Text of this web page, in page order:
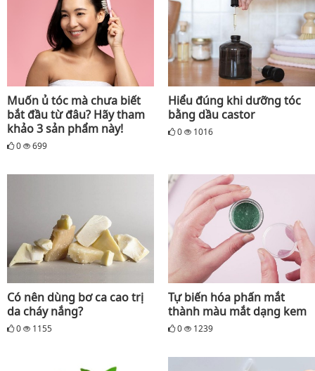
Muốn ủ tóc mà chưa biết
bắt đầu từ đâu? Hãy tham
khảo 3 sản phẩm này!
0 699
Hiểu đúng khi dưỡng tóc
bằng dầu castor
0 1016
Có nên dùng bơ ca cao trị
da cháy nắng?
0 1155
Tự biến hóa phấn mắt
thành màu mắt dạng kem
0 1239